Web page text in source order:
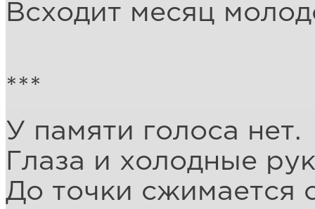
Всходит месяц
***
У памяти голоса нет.
Глаза и холодные
До точки сжимается